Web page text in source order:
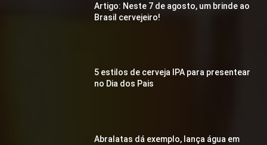
Artigo: Neste 7 de agosto, um brinde ao
Brasil cervejeiro!
5 estilos de cerveja IPA para presentear
no Dia dos Pais
Abralatas dá exemplo, lança água em